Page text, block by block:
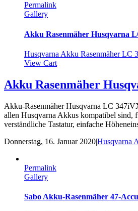
Permalink
Gallery
Akku Rasenmäher Husqvarna
Husqvarna Akku Rasenmäher LC
View Cart
Akku Rasenmäher
Akku-Rasenmäher Husqvarna LC
allen Husqvarna Akkus kompatibel sind,
verständliche Tastatur, einfache
Donnerstag, 16. Januar 2020|Husqvarna
Permalink
Gallery
Sabo Akku-Rasenmäher 47-